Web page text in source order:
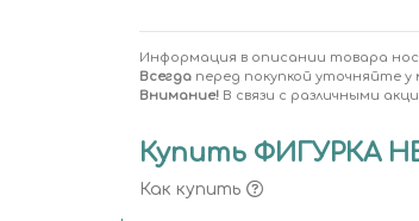
Информация в описании товара
Всегда перед покупкой уточняйте
Внимание! В связи с различными
Купить ФИГУРКА
Как купить